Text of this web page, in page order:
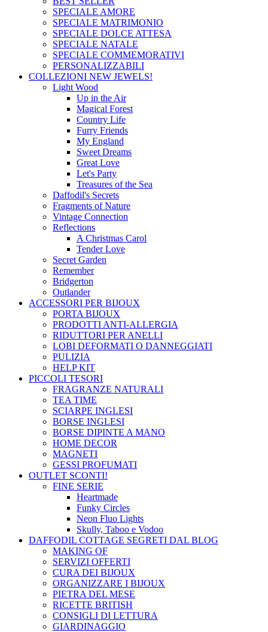
SPECIALE AMORE
SPECIALE MATRIMONIO
SPECIALE DOLCE ATTESA
SPECIALE NATALE
SPECIALE COMMEMORATIVI
PERSONALIZZABILI
COLLEZIONI NEW JEWELS!
Light Wood
Up in the Air
Magical Forest
Country Life
Furry Friends
My England
Sweet Dreams
Great Love
Let's Party
Treasures of the Sea
Daffodil's Secrets
Fragments of Nature
Vintage Connection
Reflections
A Christmas Carol
Tender Love
Secret Garden
Remember
Bridgerton
Outlander
ACCESSORI PER BIJOUX
PORTA BIJOUX
PRODOTTI ANTI-ALLERGIA
RIDUTTORI PER ANELLI
LOBI DEFORMATI O DANNEGGIATI
PULIZIA
HELP KIT
PICCOLI TESORI
FRAGRANZE NATURALI
TEA TIME
SCIARPE INGLESI
BORSE INGLESI
BORSE DIPINTE A MANO
HOME DECOR
MAGNETI
GESSI PROFUMATI
OUTLET SCONTI!
FINE SERIE
Heartmade
Funky Circles
Neon Fluo Lights
Skully, Taboo e Vodoo
DAFFODIL COTTAGE SEGRETI DAL BLOG
MAKING OF
SERVIZI OFFERTI
CURA DEI BIJOUX
ORGANIZZARE I BIJOUX
PIETRA DEL MESE
RICETTE BRITISH
CONSIGLI DI LETTURA
GIARDINAGGIO